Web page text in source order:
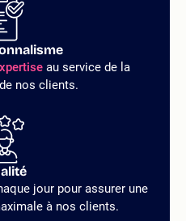
au service de la
nos clients.
jour pour assurer une
à nos clients.